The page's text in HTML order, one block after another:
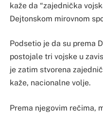
kaže da “zajednička
Dejtonskom mirovnom
Podsetio je da su prema
postojale tri vojske u
je zatim stvorena
kaže, nacionalne volje.
Prema njegovim rečima,